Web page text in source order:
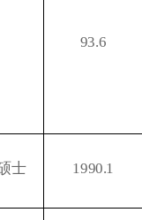
93.6
士 1990.1